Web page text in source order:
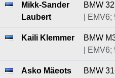
Mikk-Sander
Laubert
BMW
| EMV6;
Kaili Klemmer
BMW
| EMV6;
Asko Mäeots
BMW